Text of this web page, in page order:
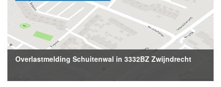
Overlastmelding Schuitenwal in 3332BZ Zwijndrecht